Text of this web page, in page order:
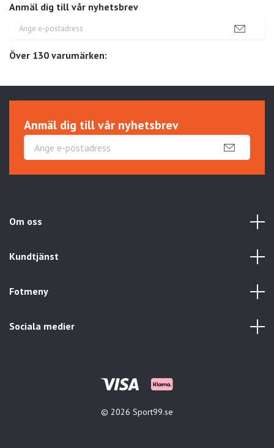
Anmäl dig till vår nyhetsbrev
Över 130 varumärken:
Anmäl dig till vår nyhetsbrev
Om oss
Kundtjänst
Fotmeny
Sociala medier
© 2026 Sport99.se